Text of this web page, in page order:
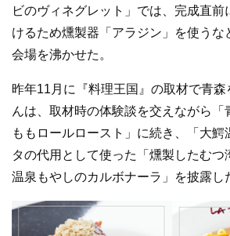
ビのヴィネグレット」では、完成直前
けるため燻製器「アラジン」を使うな
会場を沸かせた。
昨年11月に『料理王国』の取材で青森
んは、取材時の体験談を交えながら「
ももロールロースト」に続き、「大鰐
タの代用として使った「燻製したむつ
温泉もやしのカルボナーラ」を披露し